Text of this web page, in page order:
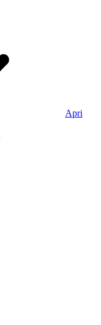
Apri